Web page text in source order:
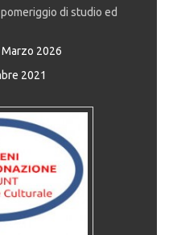
di studio ed
Marzo 2026
2021